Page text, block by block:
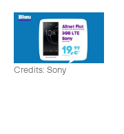
Credits: Sony